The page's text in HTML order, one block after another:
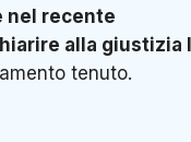
nel recente
alla giustizia
tenuto.